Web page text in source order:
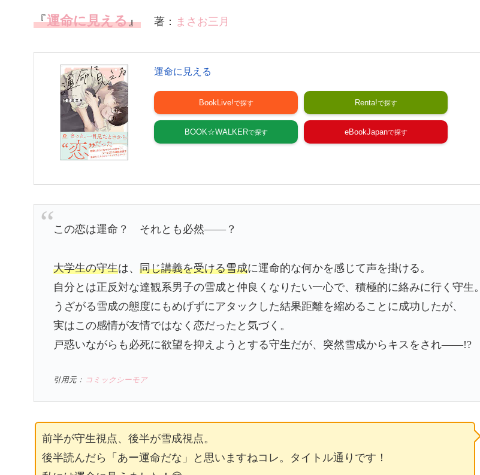
『運命に見える』 著： まさお三月
運命に見える
BookLive! Renta!
BOOK☆WALKER eBookJapan
この恋は運命？ それとも必然――？
大学生の守生は、同じ講義を受ける雪成に運命的な何かを感じて声を掛ける。
自分とは正反対な達観系男子の雪成と仲良くなりたい一心で、積極的に絡みに行く守生。
うざがる雪成の態度にもめげずにアタックした結果距離を縮めることに成功したが、
実はこの感情が友情ではなく恋だったと気づく。
戸惑いながらも必死に欲望を抑えようとする守生だが、突然雪成からキスをされ――!?
引用元： コミックシーモア
前半が守生視点、後半が雪成視点。
後半読んだら「あー運命だな」と思いますねコレ。タイトル通りです！